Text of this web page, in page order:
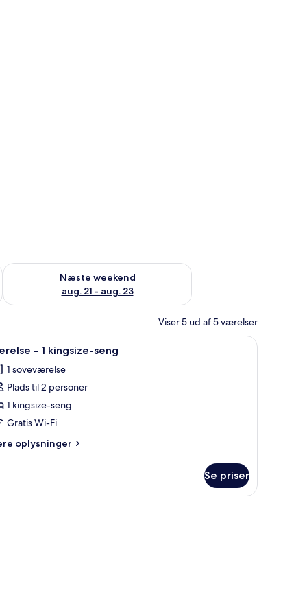
14 - aug. 16
Næste weekend
aug. 21 - aug. 23
Tjek tilgængelighed for næste weekend aug. 21 - aug. 23
Viser 5 ud af 5 værelser
et trænatbord og en hvid dør.En pænt redt seng med hvide sengetøj og
3 - 1 kingsize-seng
1 soveværelse
Plads til 2 personer
1 kingsize-seng
Gratis Wi-Fi
oplysninger
Se priser